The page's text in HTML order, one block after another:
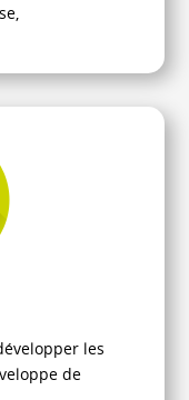
les
de